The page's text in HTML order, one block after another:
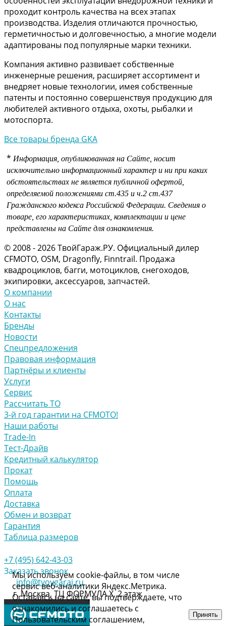
проходит контроль качества на всех этапах
производства. Изделия отличаются прочностью,
герметичностью и долговечностью, а многие модели
адаптированы под популярные марки техники.
Компания активно развивает собственные
инженерные решения, расширяет ассортимент и
внедряет новые технологии, имея собственные
патенты и постоянно совершенствуя продукцию для
любителей активного отдыха, охоты, рыбалки и
мотоспорта.
Все товары бренда GKA
* Информация, опубликованная на Сайте, носит
исключительно информационный характер и ни при каких
обстоятельствах не является публичной офертой,
определяемой положениями ст.435 и ч.2 ст.437
Гражданского кодекса Российской Федерации. Сведения о
товаре, его характеристиках, комплектации и цене
представлены на Сайте для ознакомления.
© 2008 - 2026 ТвойГараж.РУ. Официальный дилер
CFMOTO, OSM, Dragonfly, Finntrail. Продажа
квадроциклов, багги, мотоциклов, снегоходов,
экипировки, аксессуаров, запчастей.
О компании
О нас
Контакты
Бренды
Новости
Спецпредложения
Правовая информация
Партнёры и клиенты
Услуги
Сервис
Рассчитать ТО
3-й год гарантии на CFMOTO!
Наши работы
Trade-In
Тест-Драйв
Кредитный калькулятор
Прокат
Помощь
Оплата
Доставка
Обмен и возврат
Гарантия
Таблица размеров
+7 (495) 642-43-03
Заказать звонок
info@tvoygaraj.ru
г. Москва, ТЦ ФОРМУЛА Х, 2 этаж
Мы используем cookie-файлы, в том числе
сервис веб-аналитики Яндекс.Метрика.
Оставаясь на сайте, вы подтверждаете, что
ознакомились и соглашаетесь с
Пользовательским соглашением,
Принять